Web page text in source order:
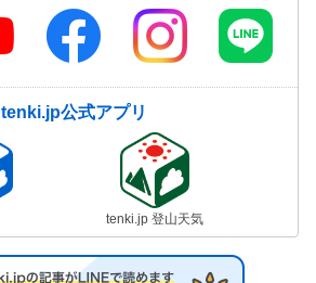
tenki.jp公式アプリ
tenki.jp 登山天気